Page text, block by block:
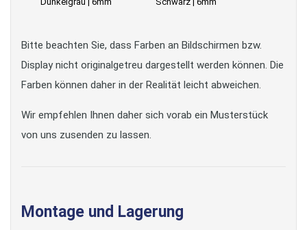
Bitte beachten Sie, dass Farben an Bildschirmen bzw.
Display nicht originalgetreu dargestellt werden können. Die
Farben können daher in der Realität leicht abweichen.
Wir empfehlen Ihnen daher sich vorab ein Musterstück
von uns zusenden zu lassen.
Montage und Lagerung